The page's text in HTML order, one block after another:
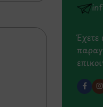
Έχετε